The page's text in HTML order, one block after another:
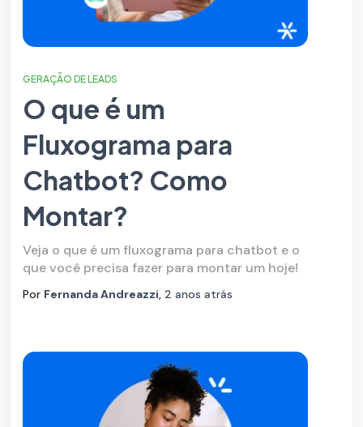
GERAÇÃO DE LEADS
O que é um
Fluxograma para
Chatbot? Como
Montar?
Veja o que é um fluxograma para chatbot e o
que você precisa fazer para montar um hoje!
Por Fernanda Andreazzi, 2 anos atrás